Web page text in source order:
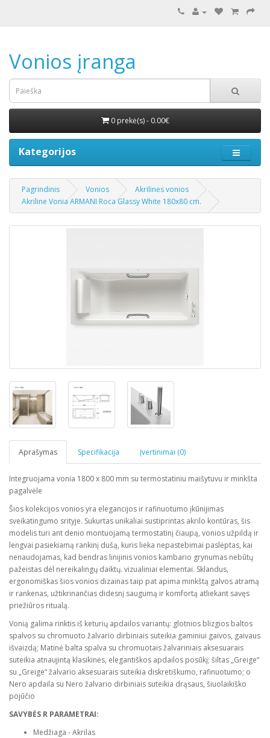
Vonios įranga
0 prekė(s) - 0.00€
Kategorijos
Pagrindinis Vonios
Akrilinės vonios
Akriline Vonia ARMANI Roca Glassy White 180x80 cm.
Aprašymas Specifikacija Įvertinimai (0)
Integruojama vonia 1800 x 800 mm su termostatiniu maišytuvu ir minkšta
pagalvėle
Šios kolekcijos vonios yra elegancijos ir rafinuotumo įkūnijimas
sveikatingumo srityje. Sukurtas unikaliai sustiprintas akrilo kontūras, šis
modelis turi ant denio montuojamą termostatinį čiaupą, vonios užpildą ir
lengvai pasiekiamą rankinį dušą, kuris lieka nepastebimai paslėptas, kai
nenaudojamas, kad bendras linijinis vonios kambario grynumas nebūtų
pažeistas dėl nereikalingų daiktų. vizualiniai elementai. Sklandus,
ergonomiškas šios vonios dizainas taip pat apima minkštą galvos atramą
ir rankenas, užtikrinančias didesnį saugumą ir komfortą atliekant savęs
priežiūros ritualą.
Vonią galima rinktis iš keturių apdailos variantų: glotnios blizgios baltos
spalvos su chromuoto žalvario dirbiniais suteikia gaminiui gaivos, gaivaus
išvaizdą; Matinė balta spalva su chromuotais žalvariniais aksesuarais
suteikia atnaujintą klasikinės, elegantiškos apdailos posūkį; šiltas „Greige“
su „Greige“ žalvario aksesuarais suteikia diskretiškumo, rafinuotumo; o
Nero apdaila su Nero žalvario dirbiniais suteikia drąsaus, šiuolaikiško
pojūčio
SAVYBĖS R PARAMETRAI:
Medžiaga - Akrilas